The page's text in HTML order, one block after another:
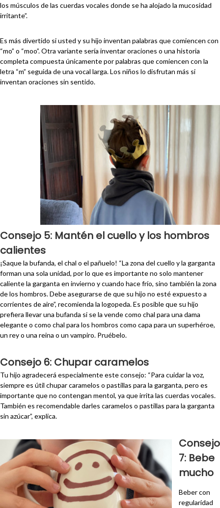
los músculos de las cuerdas vocales donde se ha alojado la mucosidad
irritante”.
Es más divertido si usted y su hijo inventan palabras que comiencen con
“mo” o “moo”. Otra variante sería inventar oraciones o una historia
completa compuesta únicamente por palabras que comiencen con la
letra “m” seguida de una vocal larga. Los niños lo disfrutan más si
inventan oraciones sin sentido.
Consejo 5: Mantén el cuello y los hombros
calientes
¡Saque la bufanda, el chal o el pañuelo! “La zona del cuello y la garganta
forman una sola unidad, por lo que es importante no solo mantener
caliente la garganta en invierno y cuando hace frío, sino también la zona
de los hombros. Debe asegurarse de que su hijo no esté expuesto a
corrientes de aire”, recomienda la logopeda. Es posible que su hijo
prefiera llevar una bufanda si se la vende como chal para una dama
elegante o como chal para los hombros como capa para un superhéroe,
un rey o una reina o un vampiro. Pruébelo.
Consejo 6: Chupar caramelos
Tu hijo agradecerá especialmente este consejo: “Para cuidar la voz,
siempre es útil chupar caramelos o pastillas para la garganta, pero es
importante que no contengan mentol, ya que irrita las cuerdas vocales.
También es recomendable darles caramelos o pastillas para la garganta
sin azúcar”, explica.
Consejo
7: Bebe
mucho
Beber con
regularidad